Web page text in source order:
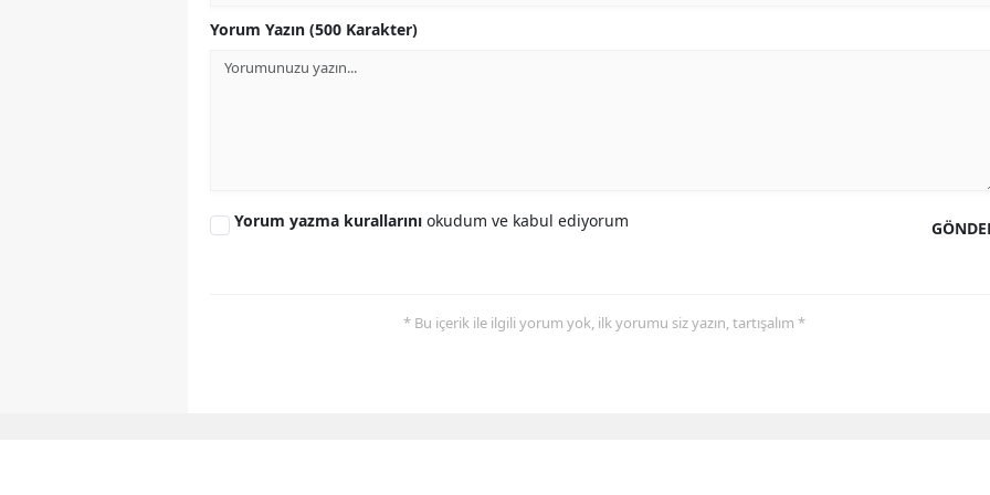
Yorum Yazın (500 Karakter)
Yorum yazma kurallarını okudum ve kabul ediyorum
* Bu içerik ile ilgili yorum yok, ilk yorumu siz yazın, tartışalım *